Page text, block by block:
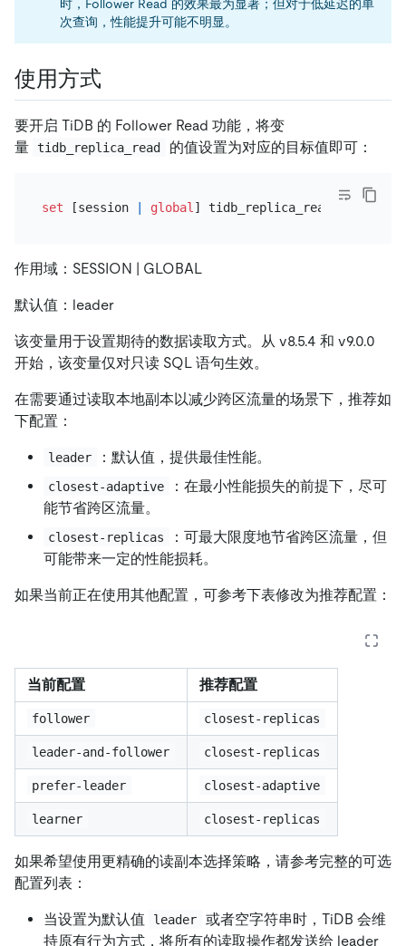
时，Follower Read 的效果最为显著；但对于低延迟的单
次查询，性能提升可能不明显。
使用方式
要开启 TiDB 的 Follower Read 功能，将变
量 tidb_replica_read 的值设置为对应的目标值即可：
set [session global ] tidb_replica_read '<目标
作用域：SESSION | GLOBAL
默认值：leader
该变量用于设置期待的数据读取方式。从 v8.5.4 和 v9.0.0
开始，该变量仅对只读 SQL 语句生效。
在需要通过读取本地副本以减少跨区流量的场景下，推荐如
下配置：
leader ：默认值，提供最佳性能。
closest-adaptive
：在最小性能损失的前提下，尽可
能节省跨区流量。
closest-replicas
：可最大限度地节省跨区流量，但
可能带来一定的性能损耗。
如果当前正在使用其他配置，可参考下表修改为推荐配置：
当前配置 推荐配置
follower closest-replicas
leader-and-follower closest-replicas
prefer-leader closest-adaptive
learner closest-replicas
如果希望使用更精确的读副本选择策略，请参考完整的可选
配置列表：
当设置为默认值 leader
或者空字符串时，TiDB 会维
持原有行为方式，将所有的读取操作都发送给 leader